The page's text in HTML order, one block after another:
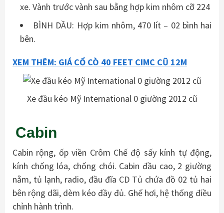
xe. Vành trước vành sau bằng hợp kim nhôm cỡ 224
BÌNH DẦU: Hợp kim nhôm, 470 lít – 02 bình hai
bên.
XEM THÊM: GIÁ CỔ CÒ 40 FEET CIMC CŨ 12M
Xe đầu kéo Mỹ International 0 giường 2012 cũ
Cabin
Cabin rộng, ốp viền Crôm Chế độ sấy kính tự động,
kính chống lóa, chống chói. Cabin đầu cao, 2 giường
nằm, tủ lạnh, radio, đầu đĩa CD Tủ chứa đồ 02 tủ hai
bên rộng dãi, dèm kéo đầy đủ. Ghế hơi, hệ thống điều
chỉnh hành trình.